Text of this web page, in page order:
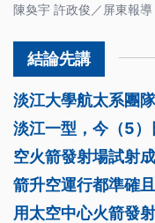
陳奐宇 許政俊／屏東報導
淡江大學航太系團
淡江一型，今（5
空火箭發射場試射
箭升空運行都準確
用太空中心火箭發